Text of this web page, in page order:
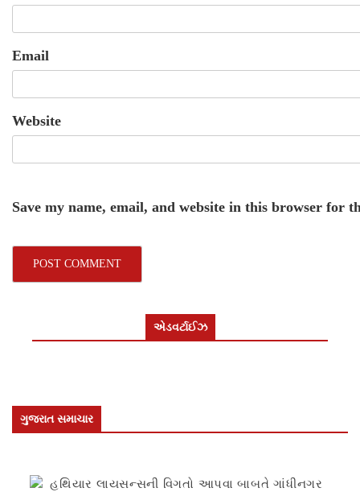
Email
Website
Save my name, email, and website in this browser for
એડવર્ટાઈઝ
ગુજરાત સમાચાર